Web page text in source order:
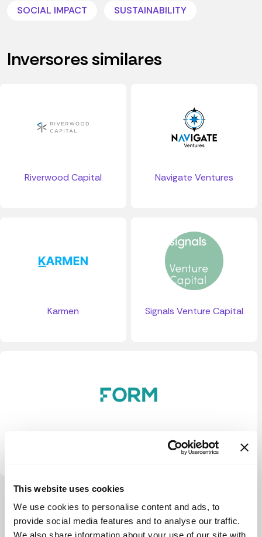
This website uses cookies
We use cookies to personalise content and ads, to
provide social media features and to analyse our traffic.
SOCIAL IMPACT SUSTAINABILITY
Inversores similares
Riverwood Capital Navigate Ventures
Karmen Signals Venture Capital